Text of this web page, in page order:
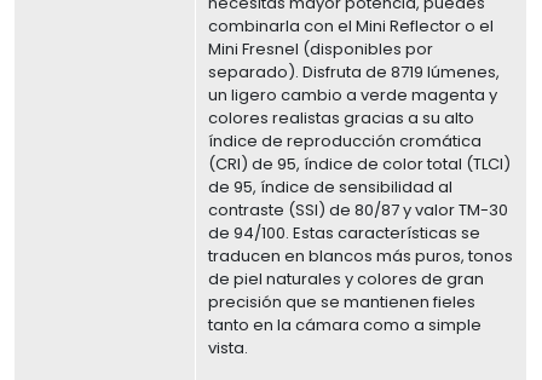
combinarla con el Mini Reflector o el
Mini Fresnel (disponibles por
separado). Disfruta de 8719 lúmenes,
un ligero cambio a verde magenta y
colores realistas gracias a su alto
índice de reproducción cromática
(CRI) de 95, índice de color total (TLCI)
de 95, índice de sensibilidad al
contraste (SSI) de 80/87 y valor TM-30
de 94/100. Estas características se
traducen en blancos más puros, tonos
de piel naturales y colores de gran
precisión que se mantienen fieles
tanto en la cámara como a simple
vista.